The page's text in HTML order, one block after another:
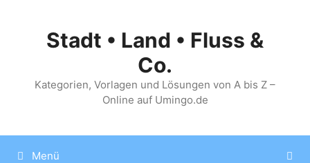
springenStadt • Land • Fluss &
Co.
Kategorien, Vorlagen und Lösungen von A bis Z –
Online auf Umingo.de
Menü